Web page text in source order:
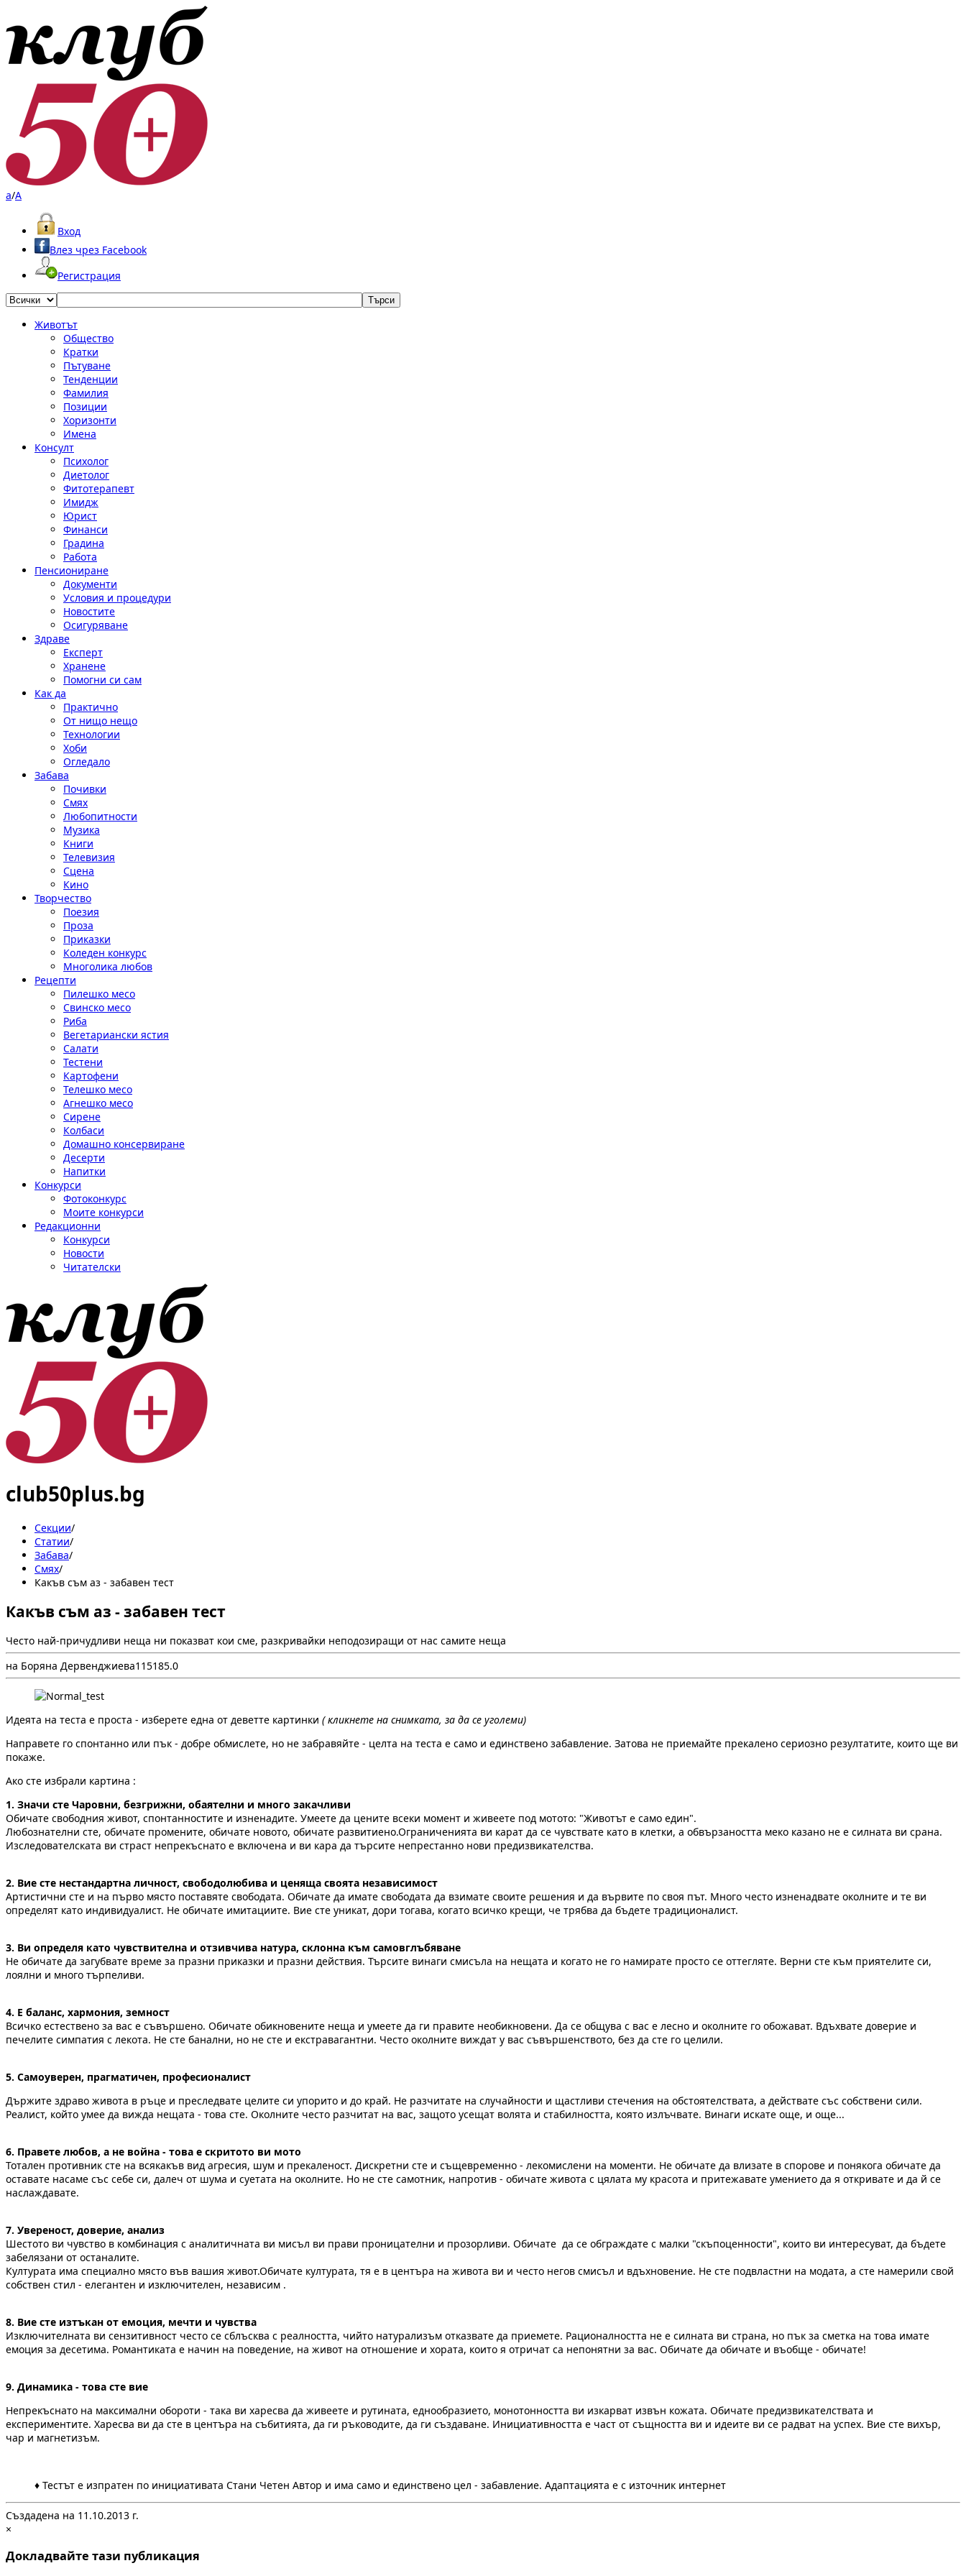
a/A
Вход
Влез чрез Facebook
Регистрация
Животът
Общество
Кратки
Пътуване
Тенденции
Фамилия
Позиции
Хоризонти
Имена
Консулт
Психолог
Диетолог
Фитотерапевт
Имидж
Юрист
Финанси
Градина
Работа
Пенсиониране
Документи
Условия и процедури
Новостите
Осигуряване
Здраве
Експерт
Хранене
Помогни си сам
Как да
Практично
От нищо нещо
Технологии
Хоби
Огледало
Забава
Почивки
Смях
Любопитности
Музика
Книги
Телевизия
Сцена
Кино
Творчество
Поезия
Проза
Приказки
Коледен конкурс
Многолика любов
Рецепти
Пилешко месо
Свинско месо
Риба
Вегетариански ястия
Салати
Тестени
Картофени
Телешко месо
Агнешко месо
Сирене
Колбаси
Домашно консервиране
Десерти
Напитки
Конкурси
Фотоконкурс
Моите конкурси
Редакционни
Конкурси
Новости
Читателски
club50plus.bg
Секции/
Статии/
Забава/
Смях/
Какъв съм аз - забавен тест
Какъв съм аз - забавен тест
Често най-причудливи неща ни показват кои сме, разкривайки неподозиращи от нас самите неща
на Боряна Дервенджиева1 15185.0
Идеята на теста е проста - изберете една от деветте картинки ( кликнете на снимката, за да се уголеми)
Направете го спонтанно или пък - добре обмислете, но не забравяйте - целта на теста е само и единствено забавление. Затова не приемайте прекалено сериозно резултатите, които ще ви
покаже.
Ако сте избрали картина :
1. Значи сте Чаровни, безгрижни, обаятелни и много закачливи
Обичате свободния живот, спонтанностите и изненадите. Умеете да цените всеки момент и живеете под мотото: "Животът е само един".
Любознателни сте, обичате промените, обичате новото, обичате развитиено.Ограниченията ви карат да се чувствате като в клетки, а обвързаността меко казано не е силната ви срана.
Изследователската ви страст непрекъснато е включена и ви кара да търсите непрестанно нови предизвикателства.
2. Вие сте нестандартна личност, свободолюбива и ценяща своята независимост
Артистични сте и на първо място поставяте свободата. Обичате да имате свободата да взимате своите решения и да вървите по своя път. Много често изненадвате околните и те ви
определят като индивидуалист. Не обичате имитациите. Вие сте уникат, дори тогава, когато всичко крещи, че трябва да бъдете традиционалист.
3. Ви определя като чувствителна и отзивчива натура, склонна към самовглъбяване
Не обичате да загубвате време за празни приказки и празни действия. Търсите винаги смисъла на нещата и когато не го намирате просто се оттегляте. Верни сте към приятелите си,
лоялни и много търпеливи.
4. Е баланс, хармония, земност
Всичко естествено за вас е съвършено. Обичате обикновените неща и умеете да ги правите необикновени. Да се общува с вас е лесно и околните го обожават. Вдъхвате доверие и
печелите симпатия с лекота. Не сте банални, но не сте и екстравагантни. Често околните виждат у вас съвършенството, без да сте го целили.
5. Самоуверен, прагматичен, професионалист
Държите здраво живота в ръце и преследвате целите си упорито и до край. Не разчитате на случайности и щастливи стечения на обстоятелствата, а действате със собствени сили.
Реалист, който умее да вижда нещата - това сте. Околните често разчитат на вас, защото усещат волята и стабилността, която излъчвате. Винаги искате още, и още...
6. Правете любов, а не война - това е скритото ви мото
Тотален противник сте на всякакъв вид агресия, шум и прекаленост. Дискретни сте и същевременно - лекомислени на моменти. Не обичате да влизате в спорове и понякога обичате да
оставате насаме със себе си, далеч от шума и суетата на околните. Но не сте самотник, напротив - обичате живота с цялата му красота и притежавате умението да я откривате и да й се
наслаждавате.
7. Увереност, доверие, анализ
Шестото ви чувство в комбинация с аналитичната ви мисъл ви прави проницателни и прозорливи. Обичате да се обграждате с малки "скъпоценности", които ви интересуват, да бъдете
забелязани от останалите.
Културата има специално място във вашия живот.Обичате културата, тя е в центъра на живота ви и често негов смисъл и вдъхновение. Не сте подвластни на модата, а сте намерили свой
собствен стил - елегантен и изключителен, независим .
8. Вие сте изтъкан от емоция, мечти и чувства
Изключителната ви сензитивност често се сблъсква с реалността, чийто натурализъм отказвате да приемете. Рационалността не е силната ви страна, но пък за сметка на това имате
емоция за десетима. Романтиката е начин на поведение, на живот на отношение и хората, които я отричат са непонятни за вас. Обичате да обичате и въобще - обичате!
9. Динамика - това сте вие
Непрекъснато на максимални обороти - така ви харесва да живеете и рутината, еднообразието, монотонността ви изкарват извън кожата. Обичате предизвикателствата и
експериментите. Харесва ви да сте в центъра на събитията, да ги ръководите, да ги създаване. Инициативността е част от същността ви и идеите ви се радват на успех. Вие сте вихър,
чар и магнетизъм.
♦ Тестът е изпратен по инициативата Стани Четен Автор и има само и единствено цел - забавление. Адаптацията е с източник интернет
Създадена на 11.10.2013 г.
×
Докладвайте тази публикация